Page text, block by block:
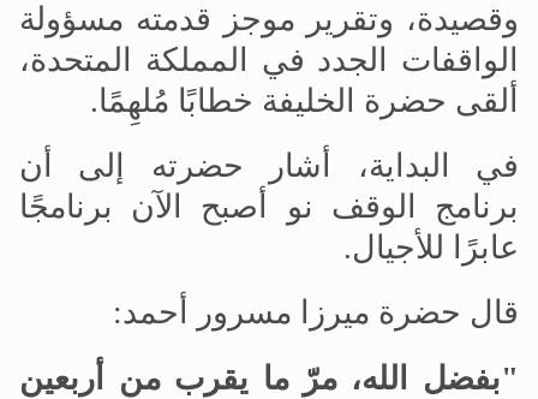
وقصيدة، وتقرير موجز قدمته مسؤولة
الواقفات الجدد في المملكة المتحدة،
ألقى حضرة الخليفة خطابًا مُلهِمًا.
في البداية، أشار حضرته إلى أن
برنامج الوقف نو أصبح الآن برنامجًا
عابرًا للأجيال.
قال حضرة ميرزا مسرور أحمد:
"بفضل الله، مرّ ما يقرب من أربعين